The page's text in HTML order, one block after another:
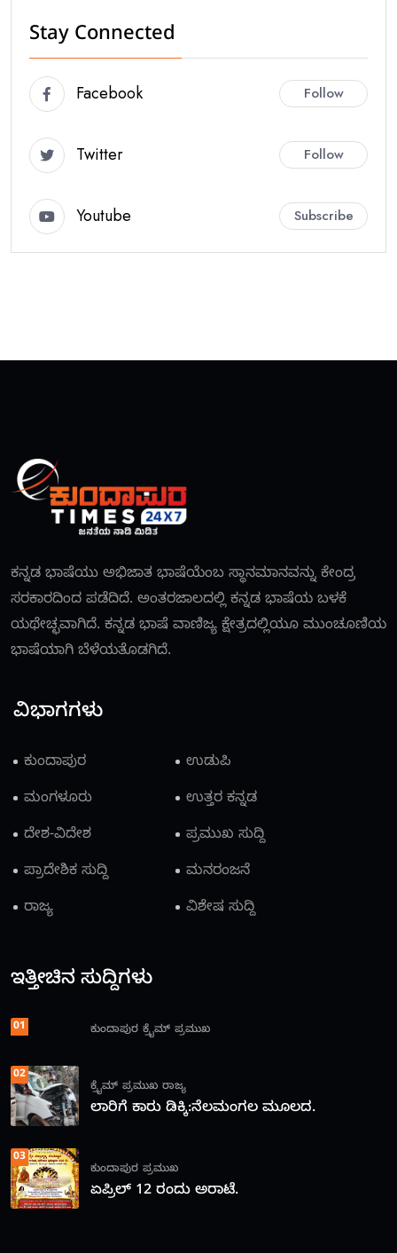
Stay Connected
Facebook Follow
Twitter Follow
Youtube Subscribe
ಕನ್ನಡ ಭಾಷೆಯು ಅಭಿಜಾತ ಭಾಷೆಯೆಂಬ ಸ್ಥಾನಮಾನವನ್ನು ಕೇಂದ್ರ
ಸರಕಾರದಿಂದ ಪಡೆದಿದೆ. ಅಂತರಜಾಲದಲ್ಲಿ ಕನ್ನಡ ಭಾಷೆಯ ಬಳಕೆ
ಯಥೇಚ್ಛವಾಗಿದೆ. ಕನ್ನಡ ಭಾಷೆ ವಾಣಿಜ್ಯ ಕ್ಷೇತ್ರದಲ್ಲಿಯೂ ಮುಂಚೂಣಿಯ
ಭಾಷೆಯಾಗಿ ಬೆಳೆಯತೊಡಗಿದೆ.
ವಿಭಾಗಗಳು
ಕುಂದಾಪುರ
ಉಡುಪಿ
ಮಂಗಳೂರು
ಉತ್ತರ ಕನ್ನಡ
ದೇಶ-ವಿದೇಶ
ಪ್ರಮುಖ ಸುದ್ದಿ
ಪ್ರಾದೇಶಿಕ ಸುದ್ದಿ
ಮನರಂಜನೆ
ರಾಜ್ಯ
ವಿಶೇಷ ಸುದ್ದಿ
ಇತ್ತೀಚಿನ ಸುದ್ದಿಗಳು
01 ಕುಂದಾಪುರ ಕ್ರೈಮ್ ಪ್ರಮುಖ
02
ಕ್ರೈಮ್ ಪ್ರಮುಖ ರಾಜ್ಯ
ಲಾರಿಗೆ ಕಾರು ಡಿಕ್ಕಿ:ನೆಲಮಂಗಲ ಮೂಲದ.
03
ಕುಂದಾಪುರ ಪ್ರಮುಖ
ಏಪ್ರಿಲ್ 12 ರಂದು ಅರಾಟೆ.